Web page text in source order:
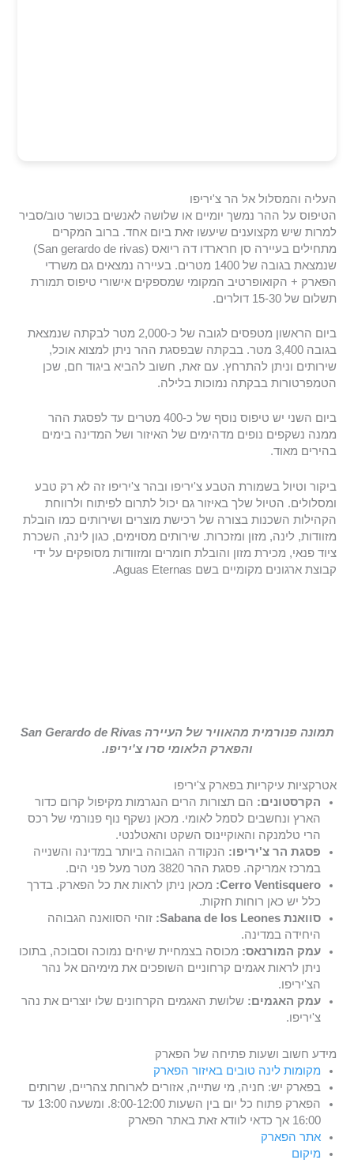
העליה והמסלול אל הר צ'יריפו
הטיפוס על ההר נמשך יומיים או שלושה לאנשים בכושר טוב/סביר
למרות שיש מקצוענים שיעשו זאת ביום אחד. ברוב המקרים
מתחילים בעיירה סן חרארדו דה ריואס (San gerardo de rivas)
שנמצאת בגובה של 1400 מטרים. בעיירה נמצאים גם משרדי
הפארק + הקואופרטיב המקומי שמספקים אישורי טיפוס תמורת
תשלום של 15-30 דולרים.
ביום הראשון מטפסים לגובה של כ-2,000 מטר לבקתה שנמצאת
בגובה 3,400 מטר. בבקתה שבפסגת ההר ניתן למצוא אוכל,
שירותים וניתן להתרחץ. עם זאת, חשוב להביא ביגוד חם, שכן
הטמפרטורות בבקתה נמוכות בלילה.
ביום השני יש טיפוס נוסף של כ-400 מטרים עד לפסגת ההר
ממנה נשקפים נופים מדהימים של האיזור ושל המדינה בימים
בהירים מאוד.
ביקור וטיול בשמורת הטבע צ'יריפו ובהר צ'יריפו זה לא רק טבע
ומסלולים. הטיול שלך באיזור גם יכול לתרום לפיתוח ולרווחת
הקהילות השכנות בצורה של רכישת מוצרים ושירותים כמו הובלת
מזוודות, לינה, מזון ומזכרות. שירותים מסוימים, כגון לינה, השכרת
ציוד פנאי, מכירת מזון והובלת חומרים ומזוודות מסופקים על ידי
קבוצת ארגונים מקומיים בשם Aguas Eternas.
תמונה פנורמית מהאוויר של העיירה San Gerardo de Rivas
והפארק הלאומי סרו צ'יריפו.
אטרקציות עיקריות בפארק צ'יריפו
הקרסטונים: הם תצורות הרים הנגרמות מקיפול קרום כדור
הארץ ונחשבים לסמל לאומי. מכאן נשקף נוף פנורמי של רכס
הרי טלמנקה והאוקיינוס השקט והאטלנטי.
פסגת הר צ'יריפו: הנקודה הגבוהה ביותר במדינה והשנייה
במרכז אמריקה. פסגת ההר 3820 מטר מעל פני הים.
Cerro Ventisquero:
מכאן ניתן לראות את כל הפארק. בדרך
כלל יש כאן רוחות חזקות.
סוואנת Sabana de los Leones:
זוהי הסוואנה הגבוהה
היחידה במדינה.
עמק המורנאס: מכוסה בצמחיית שיחים נמוכה וסבוכה, בתוכו
ניתן לראות אגמים קרחוניים השופכים את מימיהם אל נהר
הצ'יריפו.
עמק האגמים: שלושת האגמים הקרחונים שלו יוצרים את נהר
צ'יריפו.
מידע חשוב ושעות פתיחה של הפארק
מקומות לינה טובים באיזור הפארק
בפארק יש: חניה, מי שתייה, אזורים לארוחת צהריים, שרותים
הפארק פתוח כל יום בין השעות 8:00-12:00. ומשעה 13:00 עד
16:00 אך כדאי לוודא זאת באתר הפארק
אתר הפארק
מיקום